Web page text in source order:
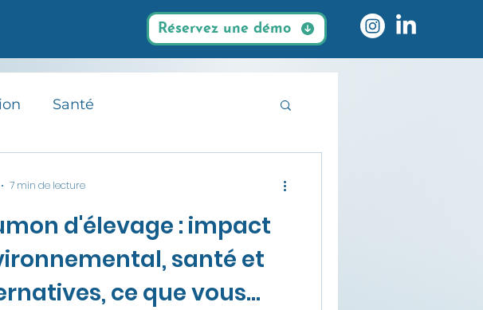
Réservez une démo
Santé
d'élevage : impact
santé et
ce que vous
7 min de lecture